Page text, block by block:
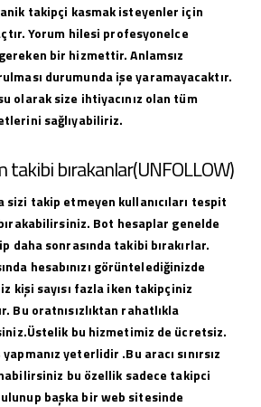
takipçi kasmak isteyenler için
Yorum hilesi profesyonelce
bir hizmettir. Anlamsız
durumunda işe yaramayacaktır.
olarak size ihtiyacınız olan tüm
sağlıyabiliriz.
takibi bırakanlar(UNFOLLOW)
sizi takip etmeyen kullanıcıları tespit
Bot hesaplar genelde
daha sonrasında takibi bırakırlar.
hesabınızı görüntelediğinizde
kişi sayısı fazla iken takipçiniz
Bu oratnısızlıktan rahatlıkla
bu hizmetimiz de ücretsiz.
yeterlidir .Bu aracı sınırsız
bu özellik sadece takipci
başka bir web sitesinde